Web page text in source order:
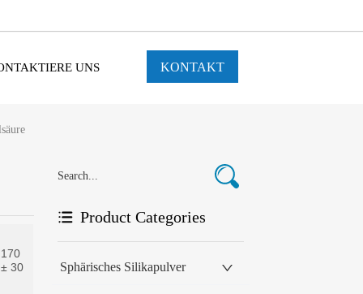
UNS KONTAKT
Product Categories
Sphärisches Silikapulver